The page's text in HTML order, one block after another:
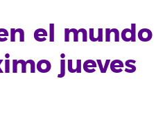
el mundo
jueves